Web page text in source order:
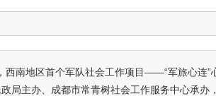
西南地区首个军队社会工作项目——“军旅心连”
局主办、成都市常青树社会工作服务中心承办